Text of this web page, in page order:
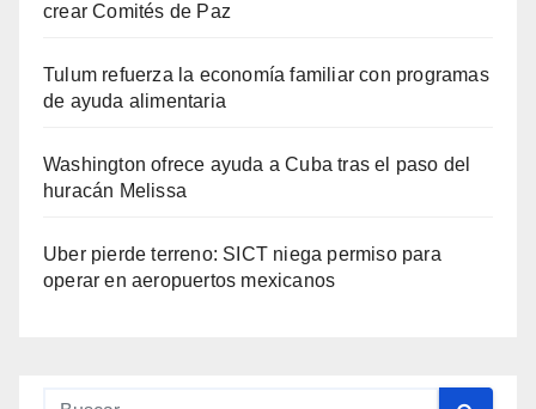
crear Comités de Paz
Tulum refuerza la economía familiar con programas
de ayuda alimentaria
Washington ofrece ayuda a Cuba tras el paso del
huracán Melissa
Uber pierde terreno: SICT niega permiso para
operar en aeropuertos mexicanos